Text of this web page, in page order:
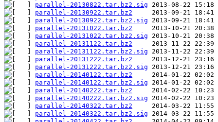
parallel-20130822.tar.bz2.sig
parallel-20130922.tar.bz2
parallel-20130922.tar.bz2.sig
parallel-20131022.tar.bz2
parallel-20131022.tar.bz2.sig
parallel-20131122.tar.bz2
parallel-20131122.tar.bz2.sig
parallel-20131222.tar.bz2
parallel-20131222.tar.bz2.sig
parallel-20140122.tar.bz2
parallel-20140122.tar.bz2.sig
parallel-20140222.tar.bz2
parallel-20140222.tar.bz2.sig
parallel-20140322.tar.bz2
parallel-20140322.tar.bz2.sig